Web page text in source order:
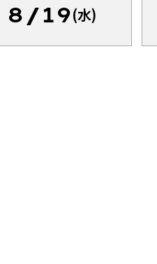
8/19(水)